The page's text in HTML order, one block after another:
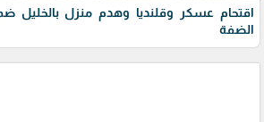
اقتحام عسكر وقلنديا وهدم منزل بالخليل
الضفة